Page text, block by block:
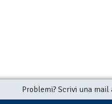
Problemi? Scrivi una